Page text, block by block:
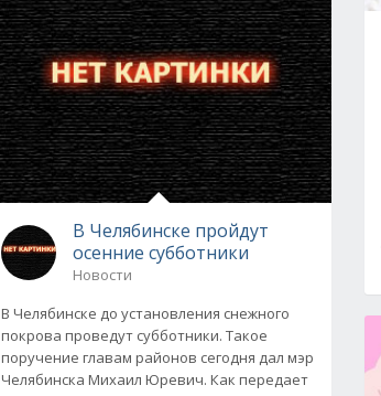
В Челябинске пройдут
осенние субботники
Новости
В Челябинске до установления снежного
покрова проведут субботники. Такое
поручение главам районов сегодня дал мэр
Челябинска Михаил Юревич. Как передает